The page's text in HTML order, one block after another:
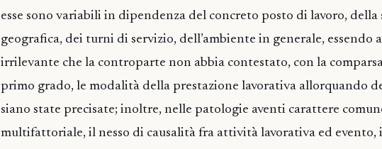
esse sono variabili in dipendenza del concreto posto di lavoro, della
geografica, dei turni di servizio, dell’ambiente in generale, essendo
irrilevante che la controparte non abbia contestato, con la
primo grado, le modalità della prestazione lavorativa allorquando
siano state precisate; inoltre, nelle patologie aventi carattere
multifattoriale, il nesso di causalità fra attività lavorativa ed evento,